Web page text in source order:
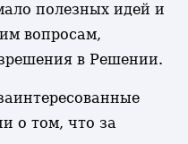
полезных идей и
вопросам,
в Решении.
о том, что за